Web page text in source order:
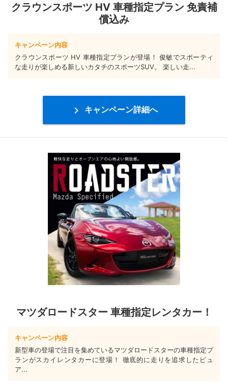
クラウンスポーツ HV 車種指定プラン 免責補
償込み
キャンペーン内容
クラウンスポーツ HV 車種指定プランが登場！ 俊敏でスポーティ
な走りが楽しめる新しいカタチのスポーツSUV。 楽しい走...
 キャンペーン詳細へ
マツダロードスター 車種指定レンタカー！
キャンペーン内容
新型車の登場で注目を集めているマツダロードスターの車種指定プ
ランがスカイレンタカーに登場！ 徹底的に走りを追求したピュ
ア...